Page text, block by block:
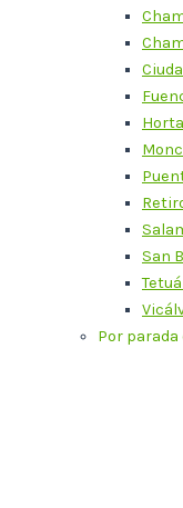
San
Por